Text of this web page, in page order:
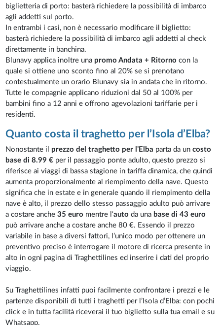
biglietteria di porto: basterà richiedere la possibilità di imbarco
agli addetti sul porto.
In entrambi i casi, non è necessario modificare il biglietto:
basterà richiedere la possibilità di imbarco agli addetti al check
direttamente in banchina.
Blunavy applica inoltre una promo Andata + Ritorno con la
quale si ottiene uno sconto fino al 20% se si prenotano
contestualmente un orario Blunavy sia in andata che in ritorno.
Tutte le compagnie applicano riduzioni dal 50 al 100% per
bambini fino a 12 anni e offrono agevolazioni tariffarie per i
residenti.
Quanto costa il traghetto per l’Isola d’Elba?
Nonostante il prezzo del traghetto per l’Elba parta da uncosto
base di 8.99 € per il passaggio ponte adulto, questo prezzo si
riferisce ai viaggi di bassa stagione in tariffa dinamica, che quindi
aumenta proporzionalmente al riempimento della nave. Questo
significa che in estate e in generale quando il riempimento della
nave è alto, il prezzo dello stesso passaggio adulto può arrivare
a costare anche35 euro mentre l'auto da una base di 43 euro
può arrivare anche a costare anche 80 €. Essendo il prezzo
variabile in base a diversi fattori, l’unico modo per ottenere un
preventivo preciso è interrogare il motore di ricerca presente in
alto in ogni pagina di Traghettilines ed inserire i dati del proprio
viaggio.
Su Traghettilines infatti puoi facilmente confrontare i prezzi e le
partenze disponibili di tutti i traghetti per l’Isola d’Elba: con pochi
click e in tutta facilità riceverai il tuo biglietto sulla tua email e su
Whatsapp.